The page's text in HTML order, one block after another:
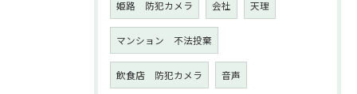
姫路 防犯カメラ 会社 天理
マンション 不法投棄
飲食店 防犯カメラ 音声